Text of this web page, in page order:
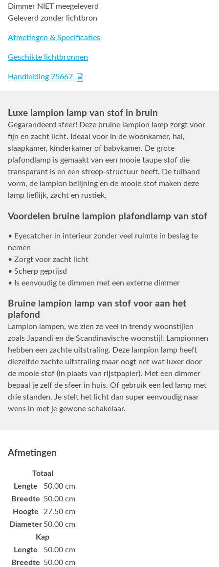
Dimmer NIET meegeleverd
Geleverd zonder lichtbron
Afmetingen & Specificaties
Geschikte lichtbronnen
Handleiding 75667
Luxe lampion lamp van stof in bruin
Gegarandeerd sfeer! Deze bruine lampion lamp zorgt voor
fijn en zacht licht. Ideaal voor in de woonkamer, hal,
slaapkamer, kinderkamer of babykamer. De grote
plafondlamp is gemaakt van een mooie taupe stof die
transparant is en een streep-structuur heeft. De tulband
vorm, de lampion belijning en de mooie stof maken deze
lamp lieflijk, zacht en rustiek.
Voordelen bruine lampion plafondlamp van stof
• Eyecatcher in interieur zonder veel ruimte in beslag te
nemen
• Zorgt voor zacht licht
• Scherp geprijsd
• Is eenvoudig te dimmen met een externe dimmer
Bruine lampion lamp van stof voor aan het
plafond
Lampion lampen, we zien ze veel in trendy woonstijlen
zoals Japandi en de Scandinavische woonstijl. Lampionnen
hebben een zachte uitstraling. Deze lampion lamp heeft
diezelfde zachte uitstraling maar oogt net wat luxer door
de mooie stof (in plaats van rijstpapier). Met een dimmer
bepaal je zelf de sfeer in huis. Of gebruik een led lamp met
drie standen. Je stelt het licht dan super eenvoudig naar
wens in met je gewone schakelaar.
Afmetingen
Totaal
Lengte
50.00 cm
Breedte 50.00 cm
Hoogte
27.50 cm
Diameter 50.00 cm
Kap
Lengte
50.00 cm
Breedte 50.00 cm